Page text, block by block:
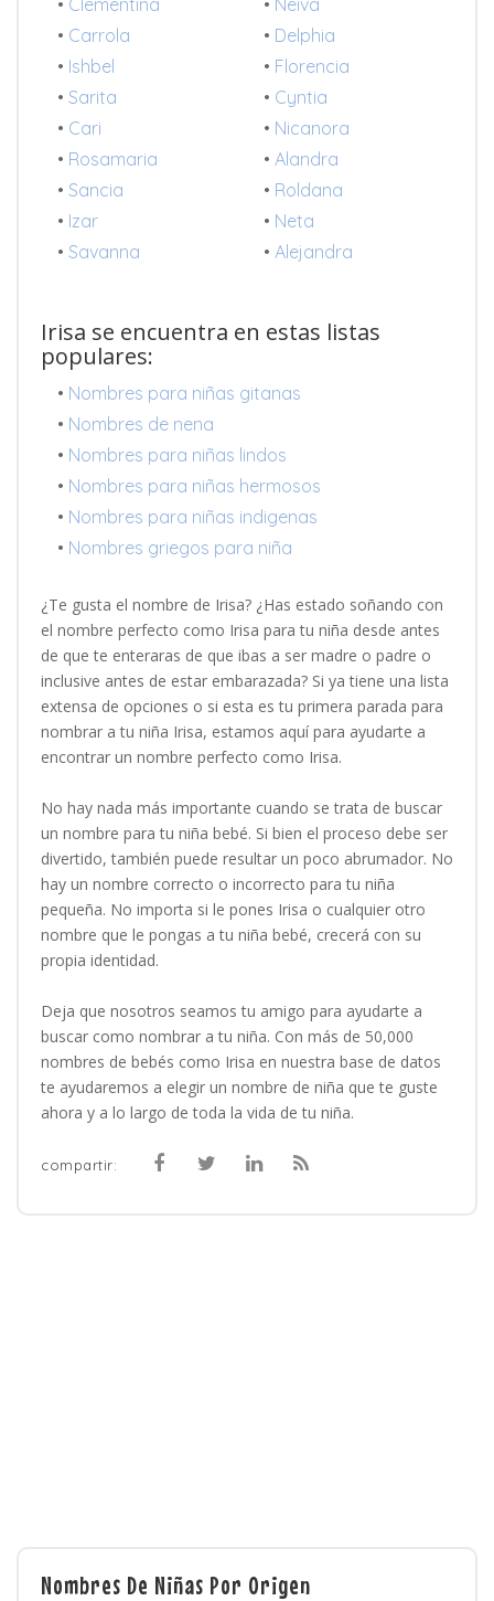
• Carrola • Delphia
• Ishbel • Florencia
• Sarita • Cyntia
• Cari • Nicanora
• Rosamaria • Alandra
• Sancia • Roldana
• Izar • Neta
• Savanna • Alejandra
Irisa se encuentra en estas listas
populares:
• Nombres para niñas gitanas
• Nombres de nena
• Nombres para niñas lindos
• Nombres para niñas hermosos
• Nombres para niñas indigenas
• Nombres griegos para niña
¿Te gusta el nombre de Irisa? ¿Has estado soñando con
el nombre perfecto como Irisa para tu niña desde antes
de que te enteraras de que ibas a ser madre o padre o
inclusive antes de estar embarazada? Si ya tiene una lista
extensa de opciones o si esta es tu primera parada para
nombrar a tu niña Irisa, estamos aquí para ayudarte a
encontrar un nombre perfecto como Irisa.
No hay nada más importante cuando se trata de buscar
un nombre para tu niña bebé. Si bien el proceso debe ser
divertido, también puede resultar un poco abrumador. No
hay un nombre correcto o incorrecto para tu niña
pequeña. No importa si le pones Irisa o cualquier otro
nombre que le pongas a tu niña bebé, crecerá con su
propia identidad.
Deja que nosotros seamos tu amigo para ayudarte a
buscar como nombrar a tu niña. Con más de 50,000
nombres de bebés como Irisa en nuestra base de datos
te ayudaremos a elegir un nombre de niña que te guste
ahora y a lo largo de toda la vida de tu niña.
compartir:
Nombres De Niñas Por Origen